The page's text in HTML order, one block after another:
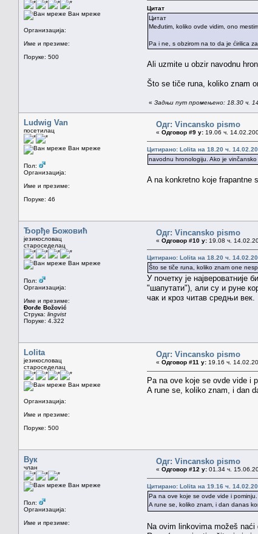
Ван мреже
Организација:
Име и презиме:
Поруке: 500
Цитат
Цитат
Međutim, koliko ovde vidim, ono
Pa i ne, s obzirom na to da je ćirilica
Ali uzmite u obzir navodnu
Što se tiče runa, koliko znam
« Задњи пут промењено: 18.30 ч.
Ludwig Van
посетилац
Ван мреже
Пол:
Организација:
Име и презиме:
Поруке: 46
Одг: Vincansko pismo
« Одговор #9 у: 19.06 ч.
Цитирано: Lolita на 18.20 ч.
navodnu hronologiju. Ako je
A na konkretno koje frapantne
Ђорђе Божовић
језикословац
староседелац
Ван мреже
Пол:
Организација:
Име и презиме:
Đorđe Božović
Струка: lingvist
Поруке: 4.322
Одг: Vincansko pismo
« Одговор #10 у: 19.08 ч.
Цитирано: Lolita на 18.20 ч.
Što se tiče runa, koliko znam one
У почетку је највероватније
"шапутати"), али су и руне
чак и кроз читав средњи век.
Lolita
језикословац
староседелац
Ван мреже
Организација:
Име и презиме:
Поруке: 500
Одг: Vincansko pismo
« Одговор #11 у: 19.16 ч.
Pa na ove koje se ovde vide i
A rune se, koliko znam, i dan
Вук
члан
Ван мреже
Пол:
Организација:
Име и презиме:
Одг: Vincansko pismo
« Одговор #12 у: 01.34 ч.
Цитирано: Lolita на 19.16 ч.
Pa na ove koje se ovde vide i
A rune se, koliko znam, i dan danas
Na ovim linkovima možeš naći